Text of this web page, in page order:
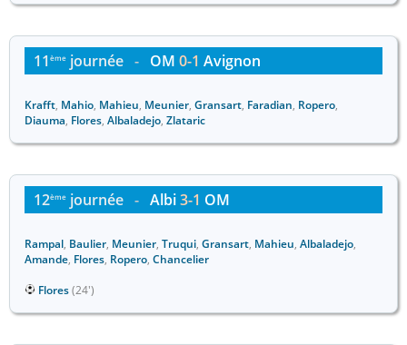
11 ème journée - OM 0-1 Avignon
Krafft, Mahio, Mahieu, Meunier, Gransart, Faradian, Ropero,
Diauma, Flores, Albaladejo, Zlataric
12ème journée - Albi3-1 OM
Rampal, Baulier, Meunier, Truqui, Gransart, Mahieu, Albaladejo,
Amande, Flores, Ropero, Chancelier
Flores(24')